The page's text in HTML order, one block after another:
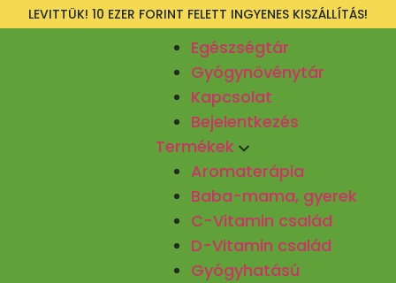
LEVITTÜK! 10 EZER FORINT FELETT INGYENES KISZÁLLÍTÁS!
Egészségtár
Gyógynövénytár
Kapcsolat
Bejelentkezés
Termékek
Aromaterápia
Baba-mama, gyerek
C-Vitamin család
D-Vitamin család
Gyógyhatású